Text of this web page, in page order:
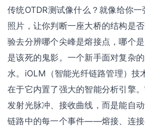
传统OTDR测试像什么？就像给你一
照片，让你判断一座大桥的结构是
验去分辨哪个尖峰是熔接点，哪个
是该死的鬼影。一个新手面对复杂
水。iOLM（智能光纤链路管理）技
在于它内置了强大的智能分析引擎
发射光脉冲、接收曲线，而是能自
链路中的每一个事件——熔接、连